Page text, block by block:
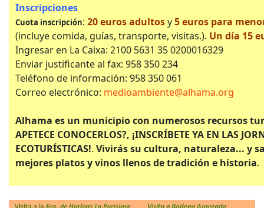
Inscripciones
Cuota inscripción: 20 euros adultosy5 euros para
(incluye comida, guías, transporte, visitas.). Un día 15
Ingresar en La Caixa: 2100 5631 35 0200016329
Enviar justificante al fax: 958 350 234
Teléfono de información: 958 350 061
Correo electrónico: medioambiente@alhama.org
Alhama es un municipio con numerosos recursos
APETECE CONOCERLOS?, ¡INSCRÍBETE YA EN LAS
ECOTURÍSTICAS!. Vivirás su cultura, naturaleza... y
mejores platos y vinos llenos de tradición e historia.